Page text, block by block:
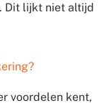
Dit lijkt niet altijd
voordelen kent,